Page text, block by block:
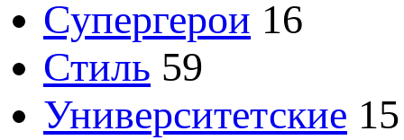
Супергерои 16
Стиль 59
Университетские 15